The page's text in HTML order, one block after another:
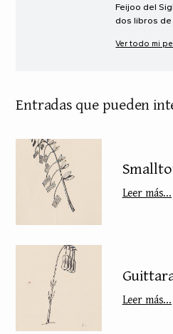
Feijoo del
dos libros de
Ver todo mi
Entradas que pueden
Leer más...
Leer más...